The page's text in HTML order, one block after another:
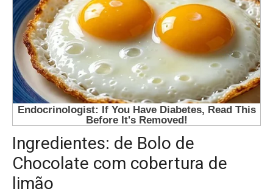
Ingredientes: de Bolo de
Chocolate com cobertura de
limão